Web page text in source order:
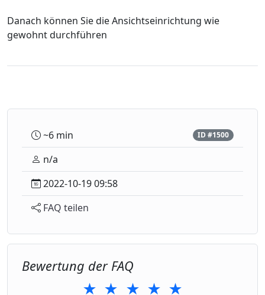
Danach können Sie die Ansichtseinrichtung wie
gewohnt durchführen
~6 min ID #1500
n/a
2022-10-19 09:58
FAQ teilen
Bewertung der FAQ
★ ★ ★ ★ ★